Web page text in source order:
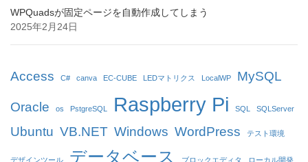
WPQuadsが固定ページを自動作成してしまう
2025年2月24日
Access C# canva EC-CUBE LEDマトリクス LocalWP MySQL
Oracle os PstgreSQL Raspberry Pi SQL SQLServer
Ubuntu VB.NET Windows WordPress テスト環境
デザインツール データベース ブロックエディタ ローカル開発